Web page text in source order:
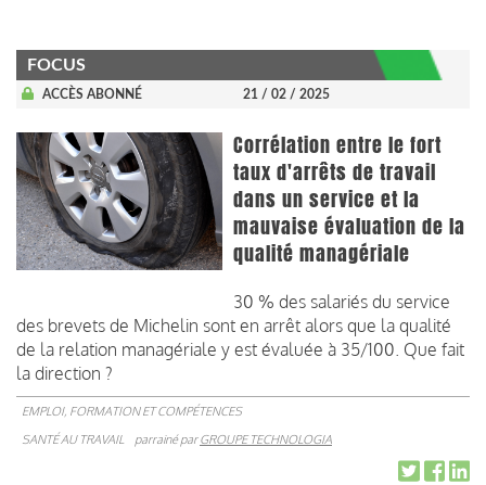
FOCUS
ACCÈS ABONNÉ 21 / 02 / 2025
Corrélation entre le fort
taux d'arrêts de travail
dans un service et la
mauvaise évaluation de la
qualité managériale
30 % des salariés du service
des brevets de Michelin sont en arrêt alors que la qualité
de la relation managériale y est évaluée à 35/100. Que fait
la direction ?
EMPLOI, FORMATION ET COMPÉTENCES
SANTÉ AU TRAVAIL
parrainé parGROUPE TECHNOLOGIA